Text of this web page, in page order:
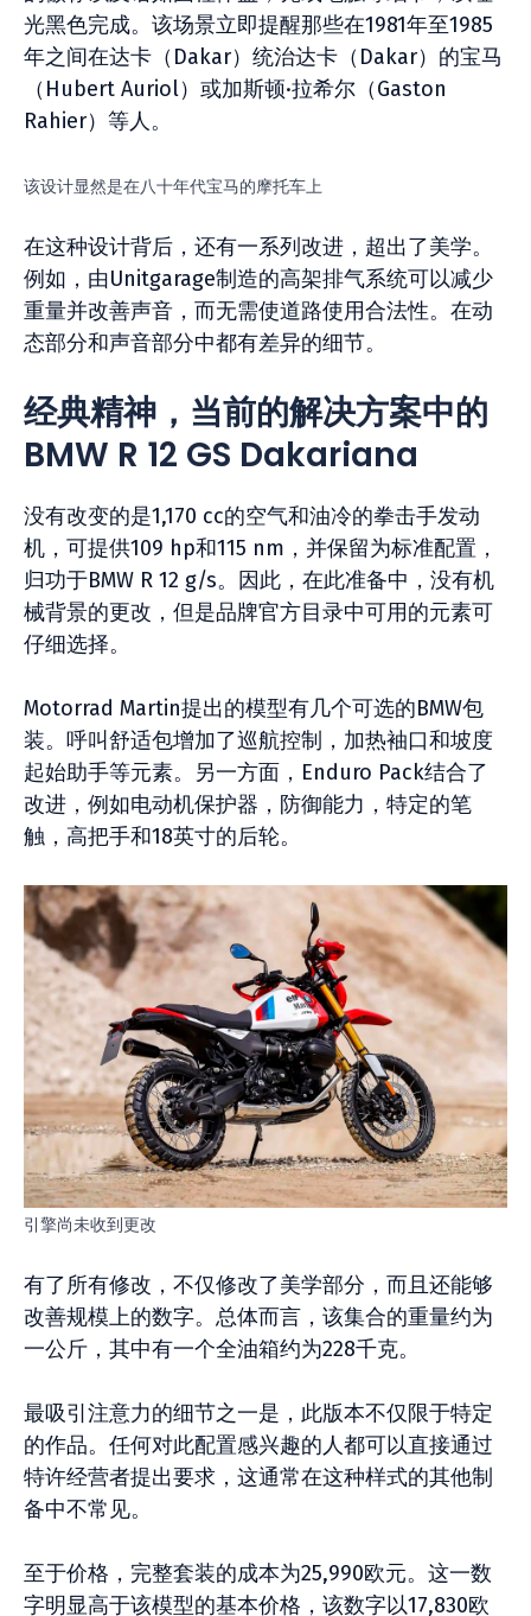
光黑色完成。该场景立即提醒那些在1981年至1985
年之间在达卡（Dakar）统治达卡（Dakar）的宝马
（Hubert Auriol）或加斯顿·拉希尔（Gaston
Rahier）等人。
该设计显然是在八十年代宝马的摩托车上
在这种设计背后，还有一系列改进，超出了美学。
例如，由Unitgarage制造的高架排气系统可以减少
重量并改善声音，而无需使道路使用合法性。在动
态部分和声音部分中都有差异的细节。
经典精神，当前的解决方案中的
BMW R 12 GS Dakariana
没有改变的是1,170 cc的空气和油冷的拳击手发动
机，可提供109 hp和115 nm，并保留为标准配置，
归功于BMW R 12 g/s。因此，在此准备中，没有机
械背景的更改，但是品牌官方目录中可用的元素可
仔细选择。
Motorrad Martin提出的模型有几个可选的BMW包
装。呼叫舒适包增加了巡航控制，加热袖口和坡度
起始助手等元素。另一方面，Enduro Pack结合了
改进，例如电动机保护器，防御能力，特定的笔
触，高把手和18英寸的后轮。
引擎尚未收到更改
有了所有修改，不仅修改了美学部分，而且还能够
改善规模上的数字。总体而言，该集合的重量约为
一公斤，其中有一个全油箱约为228千克。
最吸引注意力的细节之一是，此版本不仅限于特定
的作品。任何对此配置感兴趣的人都可以直接通过
特许经营者提出要求，这通常在这种样式的其他制
备中不常见。
至于价格，完整套装的成本为25,990欧元。这一数
字明显高于该模型的基本价格，该数字以17,830欧